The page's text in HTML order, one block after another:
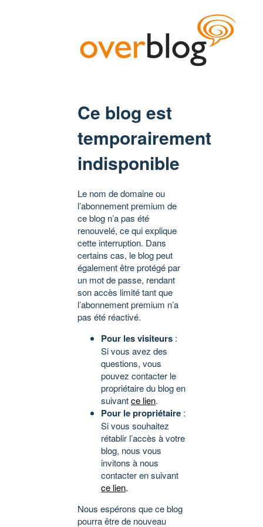
Ce blog est
temporairement
indisponible
Le nom de domaine ou
l’abonnement premium de
ce blog n’a pas été
renouvelé, ce qui explique
cette interruption. Dans
certains cas, le blog peut
également être protégé par
un mot de passe, rendant
son accès limité tant que
l’abonnement premium n’a
pas été réactivé.
Pour les visiteurs :
Si vous avez des
questions, vous
pouvez contacter le
propriétaire du blog en
suivantce lien.
Pour le propriétaire :
Si vous souhaitez
rétablir l’accès à votre
blog, nous vous
invitons à nous
contacter en suivant
ce lien.
Nous espérons que ce blog
pourra être de nouveau